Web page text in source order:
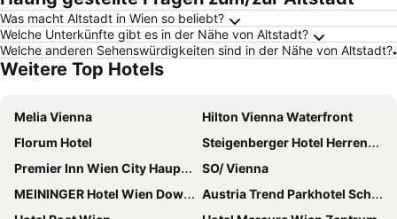
Was macht Altstadt in Wien so beliebt?
Welche Unterkünfte gibt es in der Nähe von Altstadt?
Welche anderen Sehenswürdigkeiten sind in der Nähe von Altstadt?
Weitere Top Hotels
Melia Vienna
Hilton Vienna Waterfront
Florum Hotel
Steigenberger Hotel Herrenhof
Premier Inn Wien City Hauptbahnhof
SO/ Vienna
MEININGER Hotel Wien Downtown Franz
Austria Trend Parkhotel Schoenbrunn